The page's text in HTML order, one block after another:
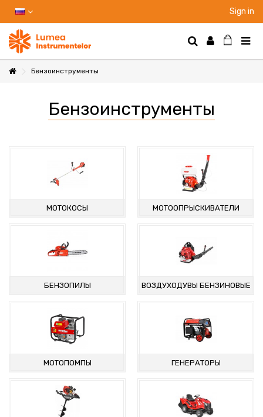
Sign in
Бензоинструменты
Бензоинструменты
МОТОКОСЫ МОТООПРЫСКИВАТЕЛИ
БЕНЗОПИЛЫ ВОЗДУХОДУВЫ БЕНЗИНОВЫЕ
МОТОПОМПЫ ГЕНЕРАТОРЫ